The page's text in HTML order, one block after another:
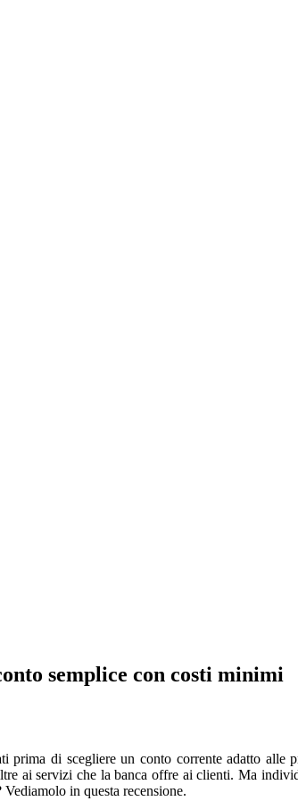
semplice con costi minimi
prima di scegliere un conto corrente adatto alle
ai servizi che la banca offre ai clienti. Ma
in questa recensione.